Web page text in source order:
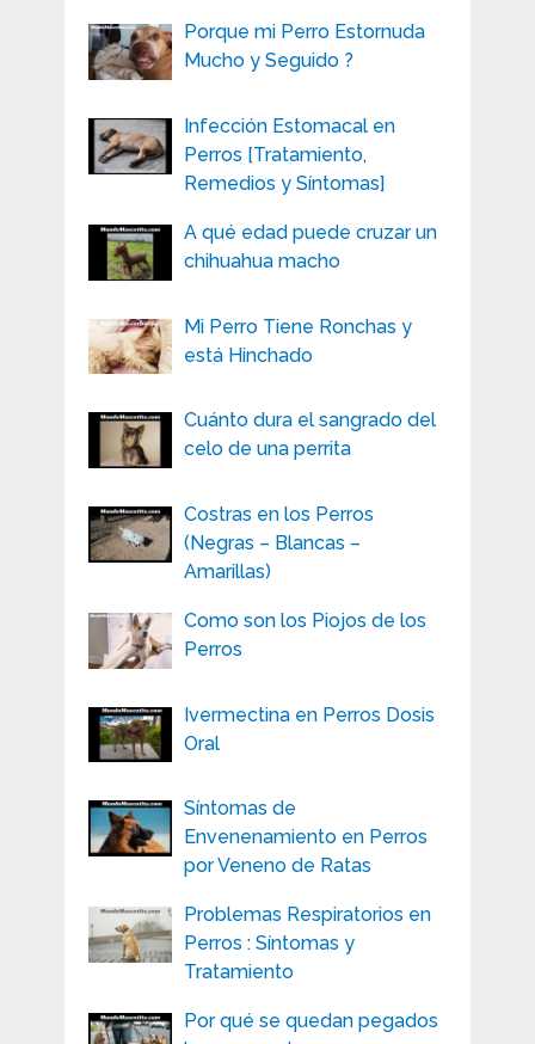
Porque mi Perro Estornuda
Mucho y Seguido ?
Infección Estomacal en
Perros [Tratamiento,
Remedios y Síntomas]
A qué edad puede cruzar un
chihuahua macho
Mi Perro Tiene Ronchas y
está Hinchado
Cuánto dura el sangrado del
celo de una perrita
Costras en los Perros
(Negras – Blancas –
Amarillas)
Como son los Piojos de los
Perros
Ivermectina en Perros Dosis
Oral
Síntomas de
Envenenamiento en Perros
por Veneno de Ratas
Problemas Respiratorios en
Perros : Síntomas y
Tratamiento
Por qué se quedan pegados